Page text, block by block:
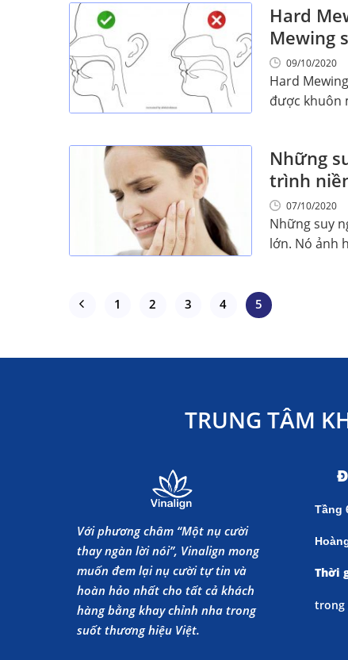
Hard
Mewing
09/10/2020
Hard
được khuôn
Những
trình
07/10/2020
Những suy
lớn. Nó ảnh
1 2 3 4 5
TRUNG TÂM
Với phương châm “Một nụ cười
thay ngàn lời nói”, Vinalign mong
muốn đem lại nụ cười tự tin và
hoàn hảo nhất cho tất cả khách
hàng bằng khay chỉnh nha trong
suốt thương hiệu Việt.
Tầng
Thời
trong